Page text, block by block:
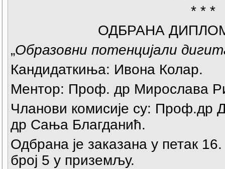
* * *
ОДБРАНА
„Образовни потенцијали
Кандидаткиња: Ивона Колар.
Ментор: Проф. др Мирослава
Чланови комисије су:
др Сања Благданић.
Одбрана је заказана у петак
број 5 у приземљу.